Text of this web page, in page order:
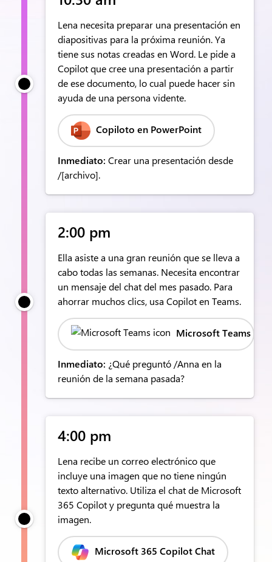
Lena necesita preparar una presentación en
diapositivas para la próxima reunión. Ya
tiene sus notas creadas en Word. Le pide a
Copilot que cree una presentación a partir
de ese documento, lo cual puede hacer sin
ayuda de una persona vidente.
Copiloto en PowerPoint
Inmediato: Crear una presentación desde
/[archivo].​
2:00 pm
Ella asiste a una gran reunión que se lleva a
cabo todas las semanas. Necesita encontrar
un mensaje del chat del mes pasado. Para
ahorrar muchos clics, usa Copilot en Teams.
Microsoft Teams
Inmediato: ¿Qué preguntó /Anna en la
reunión de la semana pasada?
4:00 pm
Lena recibe un correo electrónico que
incluye una imagen que no tiene ningún
texto alternativo. Utiliza el chat de Microsoft
365 Copilot y pregunta qué muestra la
imagen.
Microsoft 365 Copilot Chat